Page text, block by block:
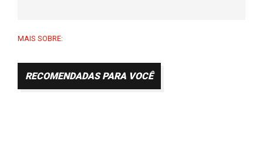
MAIS SOBRE:
RECOMENDADAS PARA VOCÊ